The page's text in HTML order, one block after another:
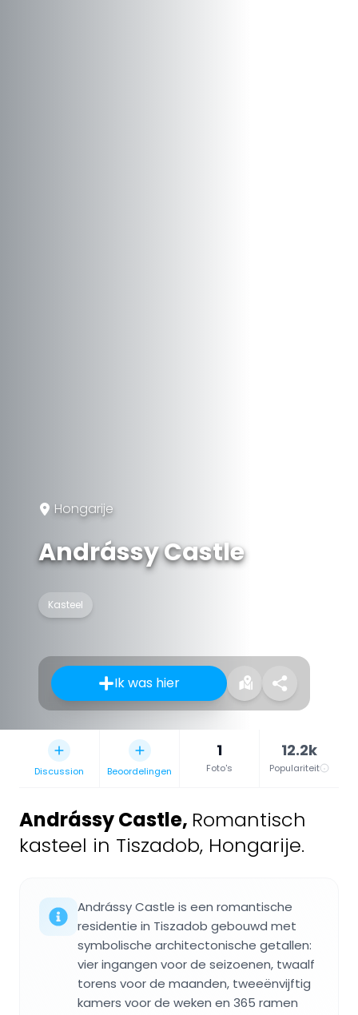
Hongarije
Andrássy Castle
Kasteel
Ik was hier
Discussion Beoordelingen
1
Foto's
12.2k
Populariteit
Andrássy Castle, Romantisch
kasteel in Tiszadob, Hongarije.
Andrássy Castle is een romantische
residentie in Tiszadob gebouwd met
symbolische architectonische getallen:
vier ingangen voor de seizoenen, twaalf
torens voor de maanden, tweeënvijftig
kamers voor de weken en 365 ramen